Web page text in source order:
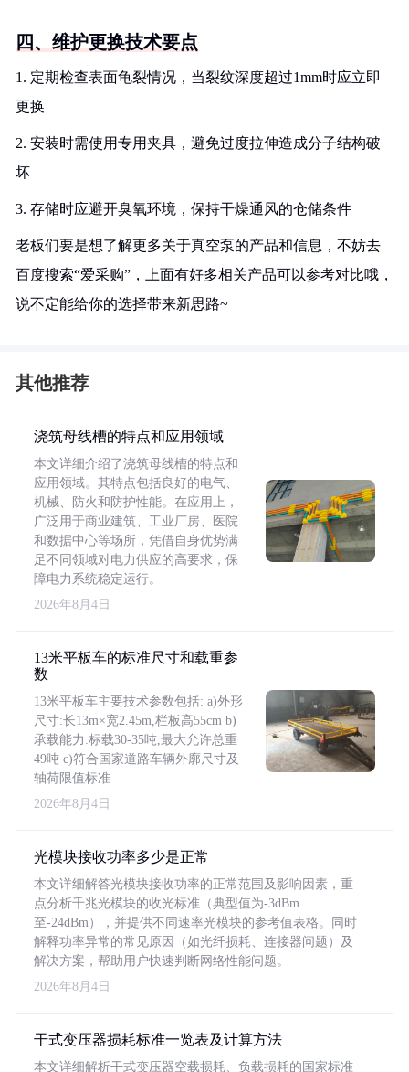
四、维护更换技术要点
1. 定期检查表面龟裂情况，当裂纹深度超过1mm时应立即
更换
2. 安装时需使用专用夹具，避免过度拉伸造成分子结构破
坏
3. 存储时应避开臭氧环境，保持干燥通风的仓储条件
老板们要是想了解更多关于真空泵的产品和信息，不妨去
百度搜索“爱采购”，上面有好多相关产品可以参考对比哦，
说不定能给你的选择带来新思路~
其他推荐
浇筑母线槽的特点和应用领域
本文详细介绍了浇筑母线槽的特点和
应用领域。其特点包括良好的电气、
机械、防火和防护性能。在应用上，
广泛用于商业建筑、工业厂房、医院
和数据中心等场所，凭借自身优势满
足不同领域对电力供应的高要求，保
障电力系统稳定运行。
2026年8月4日
13米平板车的标准尺寸和载重参
数
13米平板车主要技术参数包括: a)外形
尺寸:长13m×宽2.45m,栏板高55cm b)
承载能力:标载30-35吨,最大允许总重
49吨 c)符合国家道路车辆外廓尺寸及
轴荷限值标准
2026年8月4日
光模块接收功率多少是正常
本文详细解答光模块接收功率的正常范围及影响因素，重
点分析千兆光模块的收光标准（典型值为-3dBm
至-24dBm），并提供不同速率光模块的参考值表格。同时
解释功率异常的常见原因（如光纤损耗、连接器问题）及
解决方案，帮助用户快速判断网络性能问题。
2026年8月4日
干式变压器损耗标准一览表及计算方法
本文详细解析干式变压器空载损耗、负载损耗的国家标准